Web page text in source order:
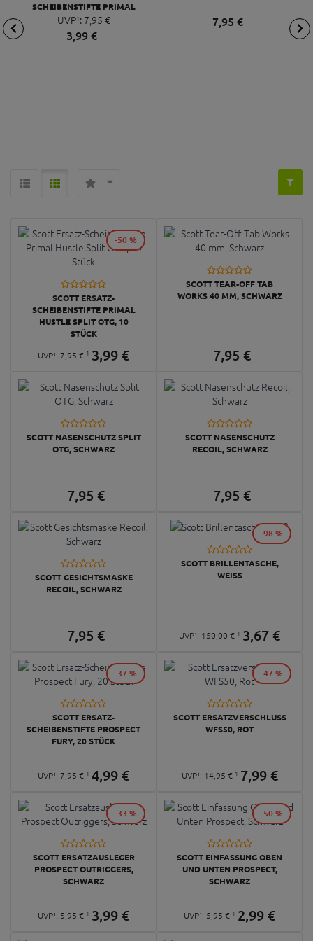
SCHEIBENSTIFTE PRIMAL
HUSTLE SPLIT OTG, 10 STÜCK
UVP¹: 7,95 €
3,99€
7,95 €
SCOTT ERSATZ-
SCHEIBENSTIFTE PRIMAL
HUSTLE SPLIT OTG, 10
STÜCK
UVP¹: 7, 95 € 1 3,99€
-50 %
SCOTT TEAR-OFF TAB
WORKS 40 MM, SCHWARZ
7,95 €
SCOTT NASENSCHUTZ SPLIT
OTG, SCHWARZ
7,95 €
SCOTT NASENSCHUTZ
RECOIL, SCHWARZ
7,95 €
SCOTT GESICHTSMASKE
RECOIL, SCHWARZ
7,95 €
SCOTT BRILLENTASCHE,
WEISS
UVP¹: 150, 00 € 1 3,67€
-98 %
SCOTT ERSATZ-
SCHEIBENSTIFTE PROSPECT
FURY, 20 STÜCK
UVP¹: 7, 95 € 1 4,99€
-37 %
SCOTT ERSATZVERSCHLUSS
WFS50, ROT
UVP¹: 14, 95 € 1 7,99 €
-47 %
SCOTT ERSATZAUSLEGER
PROSPECT OUTRIGGERS,
SCHWARZ
UVP¹: 5, 95 € 1 3,99€
-33 %
SCOTT EINFASSUNG OBEN
UND UNTEN PROSPECT,
SCHWARZ
UVP¹: 5, 95 € 1 2,99€
-50 %